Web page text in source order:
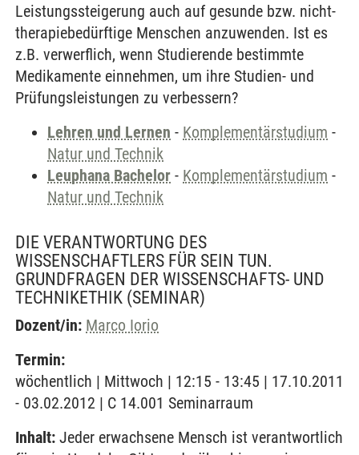
Leistungssteigerung auch auf gesunde bzw. nicht-
therapiebedürftige Menschen anzuwenden. Ist es
z.B. verwerflich, wenn Studierende bestimmte
Medikamente einnehmen, um ihre Studien- und
Prüfungsleistungen zu verbessern?
Lehren und Lernen - Komplementärstudium -
Natur und Technik
Leuphana Bachelor - Komplementärstudium -
Natur und Technik
DIE VERANTWORTUNG DES
WISSENSCHAFTLERS FÜR SEIN TUN.
GRUNDFRAGEN DER WISSENSCHAFTS- UND
TECHNIKETHIK (SEMINAR)
Dozent/in: Marco Iorio
Termin:
wöchentlich | Mittwoch | 12:15 - 13:45 | 17.10.2011
- 03.02.2012 | C 14.001 Seminarraum
Inhalt: Jeder erwachsene Mensch ist verantwortlich